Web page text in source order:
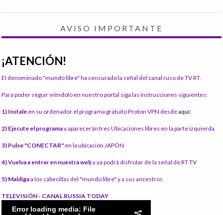
AVISO IMPORTANTE
¡ATENCIÓN!
El denominado "mundo libre" ha censurado la señal del canal ruso de TV RT.
Para poder seguir viéndolo en nuestro portal siga las instrucciones siguientes:
1) Instale en su ordenador el programa gratuito Proton VPN desdeaquí:
2) Ejecute el programay aparecerán tres Ubicaciones libres en la parte izquierda
3) Pulse "CONECTAR" en la ubicación JAPÓN
4) Vuelva a entrar en nuestra weby ya podrá disfrutar de la señal de RT TV
5) Maldigaa los cabecillas del "mundo libre" y a sus ancestros
TELEVISIÓN - CANAL RUSSIA TODAY